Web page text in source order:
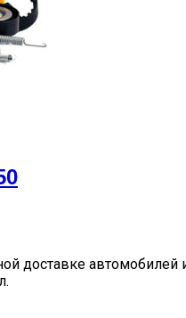
доставке